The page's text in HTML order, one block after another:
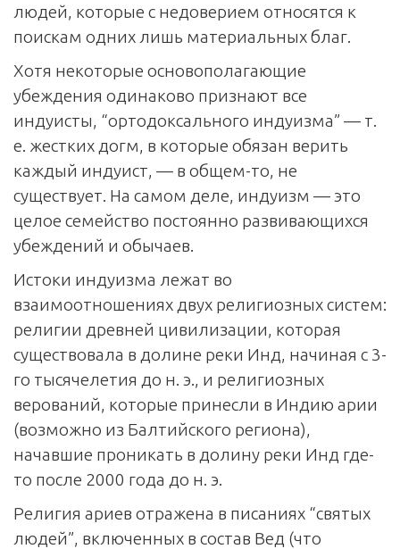
людей, которые с недоверием относятся к
поискам одних лишь материальных благ.
Хотя некоторые основополагающие
убеждения одинаково признают все
индуисты, “ортодоксального индуизма” — т.
е. жестких догм, в которые обязан верить
каждый индуист, — в общем-то, не
существует. На самом деле, индуизм — это
целое семейство постоянно развивающихся
убеждений и обычаев.
Истоки индуизма лежат во
взаимоотношениях двух религиозных систем:
религии древней цивилизации, которая
существовала в долине реки Инд, начиная с 3-
го тысячелетия до н. э., и религиозных
верований, которые принесли в Индию арии
(возможно из Балтийского региона),
начавшие проникать в долину реки Инд где-
то после 2000 года до н. э.
Религия ариев отражена в писаниях “святых
людей”, включенных в состав Вед (что